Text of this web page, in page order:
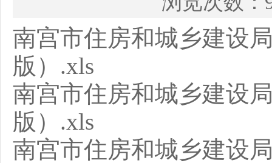
南宫市住房和城乡建设
版）.xls
南宫市住房和城乡建设
版）.xls
南宫市住房和城乡建设